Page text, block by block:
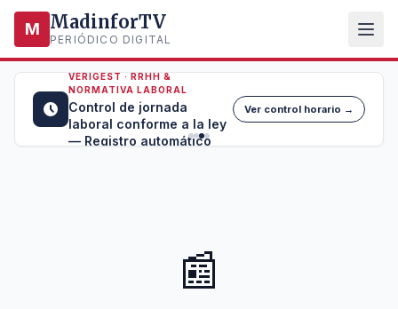
M MadinforTV
PERIÓDICO DIGITAL
VERIGEST · RRHH &
NORMATIVA LABORAL
Control de jornada
laboral conforme a la ley
— Registro automático
Ver control horario →
📰